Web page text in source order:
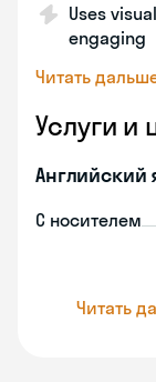
Uses
engaging
Читать
Услуги и
Английский
С носителем
Читать